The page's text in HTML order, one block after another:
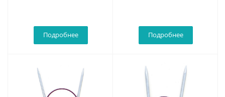
Подробнее Подробнее